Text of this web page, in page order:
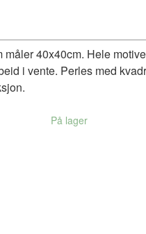
40x40cm. Hele
i vente. Perles med
På lager